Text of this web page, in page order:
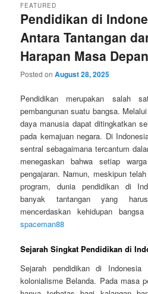
Pendidikan di
Antara Tantangan
Harapan Masa Depan
FEATURED
Posted onAugust 28, 2025
Pendidikan merupakan salah
pembangunan suatu bangsa.
daya manusia dapat ditingkatkan
pada kemajuan negara. Di
sentral sebagaimana tercantum
menegaskan bahwa setiap
pengajaran. Namun, meskipun
program, dunia pendidikan di
banyak tantangan yang
mencerdaskan kehidupan
spaceman88
Sejarah Singkat Pendidikan di
Sejarah pendidikan di
kolonialisme Belanda. Pada masa